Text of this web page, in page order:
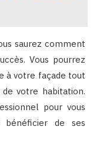
saurez comment
Vous pourrez
à votre façade tout
votre habitation.
pour vous
de ses